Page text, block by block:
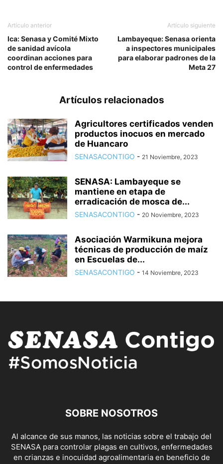
Artículo anterior
Ica: Senasa y Comité Mixto
de sanidad avícola
coordinan acciones para
control de enfermedades
Artículo siguiente
Lambayeque: Senasa orienta
a inspectores municipales
para elaborar padrones de la
Meta 27
Artículos relacionados
Agricultores certificados venden
productos inocuos en mercado
de Huancaro
SENASACONTIGO - 21 Noviembre, 2023
SENASA: Lambayeque se
mantiene en etapa de
erradicación de mosca de...
SENASACONTIGO - 20 Noviembre, 2023
Asociación Warmikuna mejora
técnicas de producción de maíz
en Escuelas de...
SENASACONTIGO - 14 Noviembre, 2023
SOBRE NOSOTROS
Al alcance de sus manos, las noticias sobre el trabajo del
SENASA para controlar plagas en cultivos, enfermedades
en crianzas e inocuidad agroalimentaria en beneficio de